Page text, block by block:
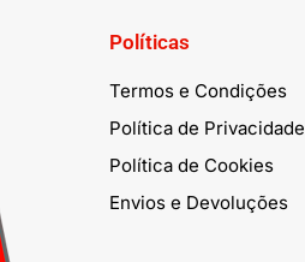
Políticas
Termos e Condições
Política de Privacidade
Política de Cookies
Envios e Devoluções